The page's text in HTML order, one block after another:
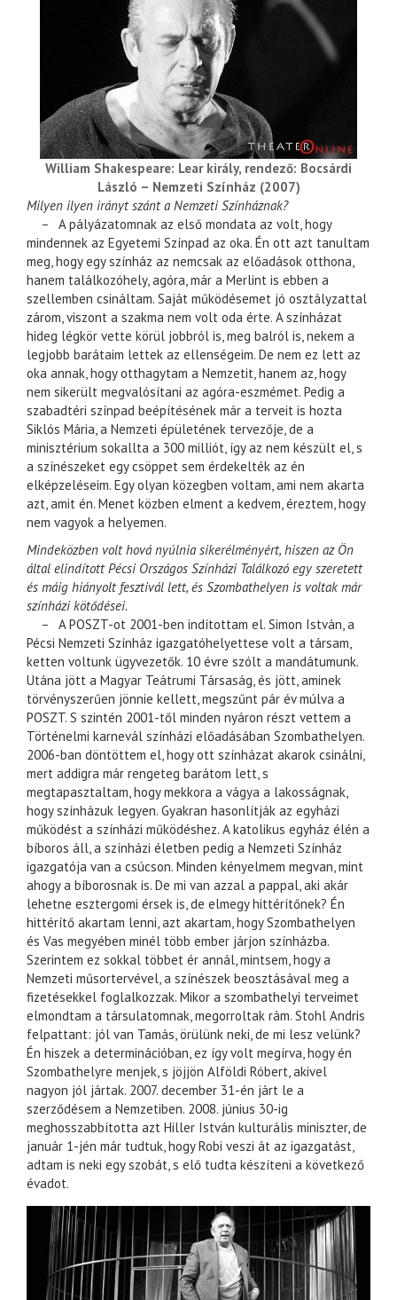
William Shakespeare: Lear király, rendező: Bocsárdi
László – Nemzeti Színház (2007)
Milyen ilyen irányt szánt a Nemzeti Színháznak?
– A pályázatomnak az első mondata az volt, hogy
mindennek az Egyetemi Színpad az oka. Én ott azt tanultam
meg, hogy egy színház az nemcsak az előadások otthona,
hanem találkozóhely, agóra, már a Merlint is ebben a
szellemben csináltam. Saját működésemet jó osztályzattal
zárom, viszont a szakma nem volt oda érte. A színházat
hideg légkör vette körül jobbról is, meg balról is, nekem a
legjobb barátaim lettek az ellenségeim. De nem ez lett az
oka annak, hogy otthagytam a Nemzetit, hanem az, hogy
nem sikerült megvalósítani az agóra-eszmémet. Pedig a
szabadtéri színpad beépítésének már a terveit is hozta
Siklós Mária, a Nemzeti épületének tervezője, de a
minisztérium sokallta a 300 milliót, így az nem készült el, s
a színészeket egy csöppet sem érdekelték az én
elképzeléseim. Egy olyan közegben voltam, ami nem akarta
azt, amit én. Menet közben elment a kedvem, éreztem, hogy
nem vagyok a helyemen.
Mindeközben volt hová nyúlnia sikerélményért, hiszen az Ön
által elindított Pécsi Országos Színházi Találkozó egy szeretett
és máig hiányolt fesztivál lett, és Szombathelyen is voltak már
színházi kötődései.
– A POSZT-ot 2001-ben indítottam el. Simon István, a
Pécsi Nemzeti Színház igazgatóhelyettese volt a társam,
ketten voltunk ügyvezetők. 10 évre szólt a mandátumunk.
Utána jött a Magyar Teátrumi Társaság, és jött, aminek
törvényszerűen jönnie kellett, megszűnt pár év múlva a
POSZT. S szintén 2001-től minden nyáron részt vettem a
Történelmi karnevál színházi előadásában Szombathelyen.
2006-ban döntöttem el, hogy ott színházat akarok csinálni,
mert addigra már rengeteg barátom lett, s
megtapasztaltam, hogy mekkora a vágya a lakosságnak,
hogy színházuk legyen. Gyakran hasonlítják az egyházi
működést a színházi működéshez. A katolikus egyház élén a
bíboros áll, a színházi életben pedig a Nemzeti Színház
igazgatója van a csúcson. Minden kényelmem megvan, mint
ahogy a bíborosnak is. De mi van azzal a pappal, aki akár
lehetne esztergomi érsek is, de elmegy hittérítőnek? Én
hittérítő akartam lenni, azt akartam, hogy Szombathelyen
és Vas megyében minél több ember járjon színházba.
Szerintem ez sokkal többet ér annál, mintsem, hogy a
Nemzeti műsortervével, a színészek beosztásával meg a
fizetésekkel foglalkozzak. Mikor a szombathelyi terveimet
elmondtam a társulatomnak, megorroltak rám. Stohl Andris
felpattant: jól van Tamás, örülünk neki, de mi lesz velünk?
Én hiszek a determinációban, ez így volt megírva, hogy én
Szombathelyre menjek, s jöjjön Alföldi Róbert, akivel
nagyon jól jártak. 2007. december 31-én járt le a
szerződésem a Nemzetiben. 2008. június 30-ig
meghosszabbította azt Hiller István kulturális miniszter, de
január 1-jén már tudtuk, hogy Robi veszi át az igazgatást,
adtam is neki egy szobát, s elő tudta készíteni a következő
évadot.